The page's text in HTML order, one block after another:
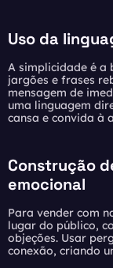
Uso da
A simplicidade é a
jargões e frases
mensagem de
uma linguagem
cansa e convida à
Construção
emocional
Para vender com
lugar do público,
objeções. Usar
conexão, criando